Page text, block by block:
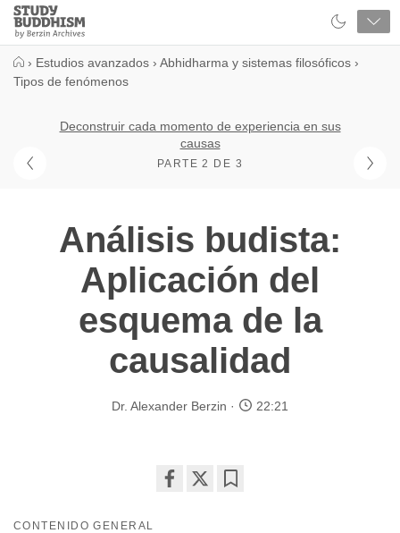
Close
Study
Buddhism
› Estudios avanzados › Abhidharma y sistemas filosóficos ›
Tipos de fenómenos
Deconstruir cada momento de experiencia en sus
causas
PARTE 2 DE 3
Análisis budista:
Aplicación del
esquema de la
causalidad
Dr. Alexander Berzin 22:21
CONTENIDO GENERAL